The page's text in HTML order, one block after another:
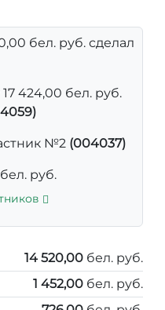
бел. руб. сделал
424,00 бел. руб.
№2 (004037)
руб.
14 520,00 бел. руб.
1 452,00 бел. руб.